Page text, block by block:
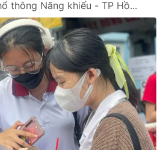
thông Năng khiếu - TP Hồ...